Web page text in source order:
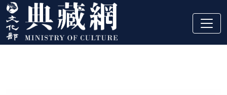
跳到主要內容
:::